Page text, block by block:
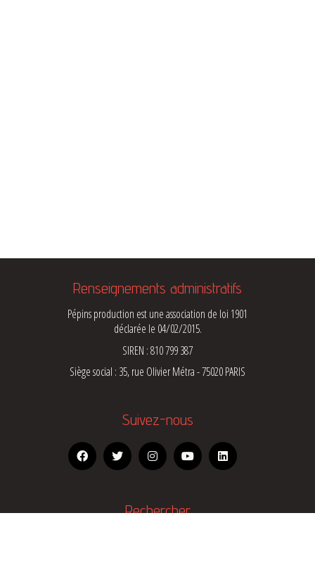
Renseignements administratifs
Pépins production est une association de loi 1901
déclarée le 04/02/2015.
SIREN : 810 799 387
Siège social : 35, rue Olivier Métra - 75020 PARIS
Suivez-nous
Rechercher